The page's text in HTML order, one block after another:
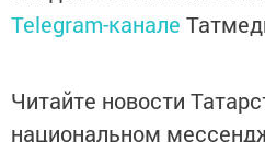
Telegram-канале
Читайте новости
национальном